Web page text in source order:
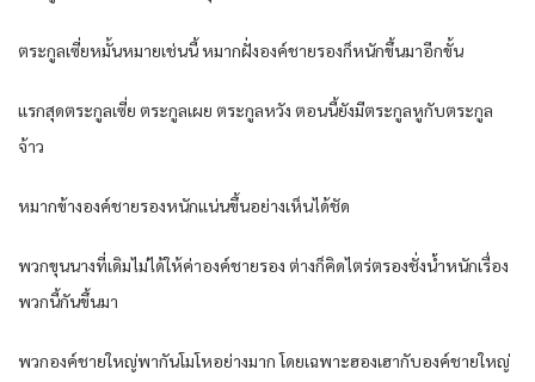
ตระกูลเซี่ยหมั้นหมายเช่นนี้ หมากฝั่งองค์ชายรองก็หนักขึ้นมาอีกขั้น
แรกสุดตระกูลเซี่ย ตระกูลเผย ตระกูลหวัง ตอนนี้ยังมีตระกูลหูกับตระกูล
จ้าว
หมากข้างองค์ชายรองหนักแน่นขึ้นอย่างเห็นได้ชัด
พวกขุนนางที่เดิมไม่ได้ให้ค่าองค์ชายรอง ต่างก็คิดไตร่ตรองชั่งน้ำหนักเรื่อง
พวกนี้กันขึ้นมา
พวกองค์ชายใหญ่พากันโมโหอย่างมาก โดยเฉพาะฮองเฮากับองค์ชายใหญ่